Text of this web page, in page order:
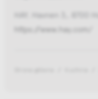
HAY, Havnen 3,, 8700
https://www.hay.com/